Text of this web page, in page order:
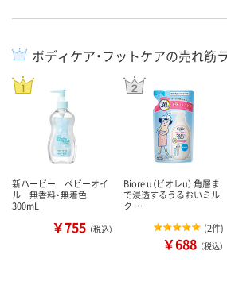
ボディケア・フットケアの売れ筋
新ハービー ベビーオイ
ル 無香料・無着色
300mL
￥755 （税込）
Biore u（ビオレu） 角層ま
で浸透するうるおいミル
ク …
(2件)
￥688 （税込）